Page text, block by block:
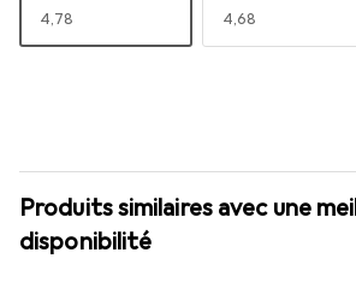
EUR
4,78 EUR
4,68
Produits similaires avec une
disponibilité